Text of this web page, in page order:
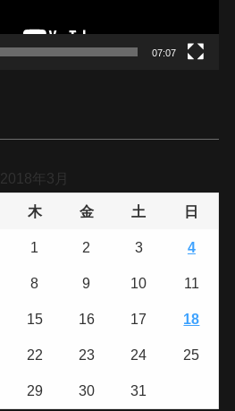
07:07
2018年3月
木 金 土 日
1 2 3 4
8 9 10 11
15 16 17 18
22 23 24 25
29 30 31